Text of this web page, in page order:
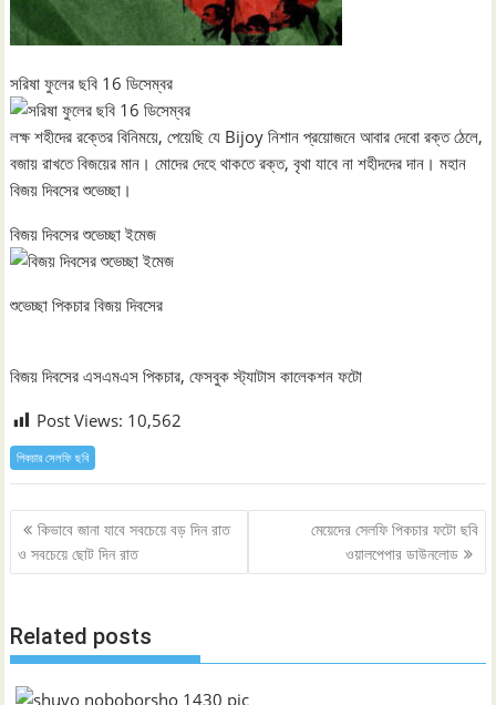
সরিষা ফুলের ছবি 16 ডিসেম্বর
লক্ষ শহীদের রক্তের বিনিময়ে, পেয়েছি যে Bijoy নিশান প্রয়োজনে আবার দেবো রক্ত ঠেলে,
বজায় রাখতে বিজয়ের মান। মোদের দেহে থাকতে রক্ত, বৃথা যাবে না শহীদদের দান। মহান
বিজয় দিবসের শুভেচ্ছা।
বিজয় দিবসের শুভেচ্ছা ইমেজ
শুভেচ্ছা পিকচার বিজয় দিবসের
বিজয় দিবসের এসএমএস পিকচার, ফেসবুক স্ট্যাটাস কালেকশন ফটো
Post Views: 10,562
পিকচার সেলফি ছবি
Post
navigation
কিভাবে জানা যাবে সবচেয়ে বড় দিন রাত
ও সবচেয়ে ছোট দিন রাত
মেয়েদের সেলফি পিকচার ফটো ছবি
ওয়ালপেপার ডাউনলোড
Related posts